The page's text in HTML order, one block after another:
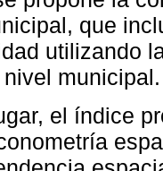
que
utilizando
municipal.
el índice